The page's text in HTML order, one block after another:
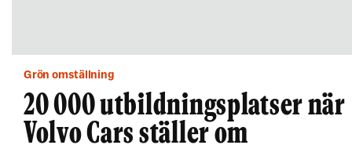
Grön omställning
20 000 utbildningsplatser när
Volvo Cars ställer om